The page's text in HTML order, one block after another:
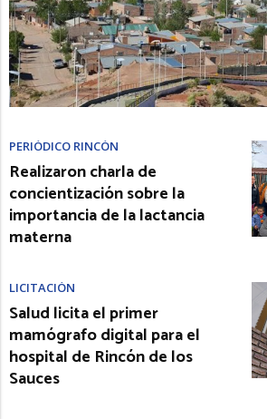
PERIÓDICO RINCÓN
Realizaron charla de
concientización sobre la
importancia de la lactancia
materna
LICITACIÓN
Salud licita el primer
mamógrafo digital para el
hospital de Rincón de los
Sauces